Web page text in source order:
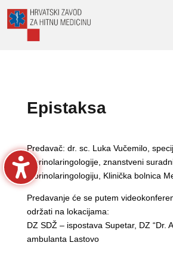
Epistaksa
Predavač: dr. sc. Luka Vučemilo,
otorinolaringologije, znanstveni
otorinolaringologiju, Klinička bolnica
Predavanje će se putem
održati na lokacijama:
DZ SDŽ – ispostava Supetar, DZ “Dr.
ambulanta Lastovo